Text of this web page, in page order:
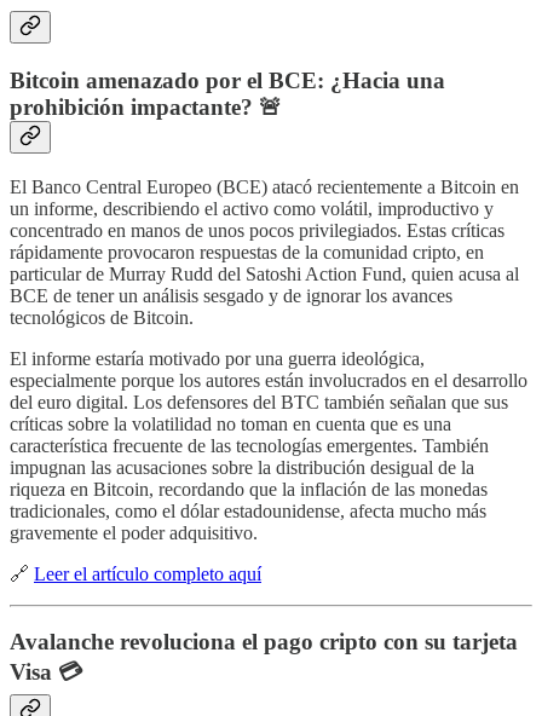
Bitcoin amenazado por el BCE: ¿Hacia una
prohibición impactante? 🚨
El Banco Central Europeo (BCE) atacó recientemente a Bitcoin en
un informe, describiendo el activo como volátil, improductivo y
concentrado en manos de unos pocos privilegiados. Estas críticas
rápidamente provocaron respuestas de la comunidad cripto, en
particular de Murray Rudd del Satoshi Action Fund, quien acusa al
BCE de tener un análisis sesgado y de ignorar los avances
tecnológicos de Bitcoin.
El informe estaría motivado por una guerra ideológica,
especialmente porque los autores están involucrados en el desarrollo
del euro digital. Los defensores del BTC también señalan que sus
críticas sobre la volatilidad no toman en cuenta que es una
característica frecuente de las tecnologías emergentes. También
impugnan las acusaciones sobre la distribución desigual de la
riqueza en Bitcoin, recordando que la inflación de las monedas
tradicionales, como el dólar estadounidense, afecta mucho más
gravemente el poder adquisitivo.
🔗 Leer el artículo completo aquí
Avalanche revoluciona el pago cripto con su tarjeta
Visa 💳